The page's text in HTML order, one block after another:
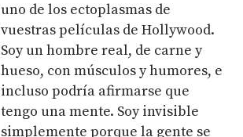
uno de los ectoplasmas de
vuestras películas de Hollywood.
Soy un hombre real, de carne y
hueso, con músculos y humores, e
incluso podría afirmarse que
tengo una mente. Soy invisible
simplemente porque la gente se